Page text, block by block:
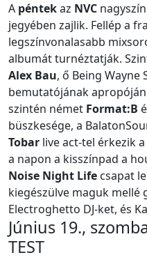
A péntekaz NVC
jegyében zajlik. Fellép a
legszínvonalasabb
albumát turnéztatják.
Alex Bau, ő Being Wayne
bemutatójának
szintén német Format:B
büszkesége, a
Tobar live act-tel érkezik
a napon a kisszínpad a
Noise Night Life csapat
kiegészülve maguk mellé
Electroghetto DJ-ket, és
Június 19.,
TEST